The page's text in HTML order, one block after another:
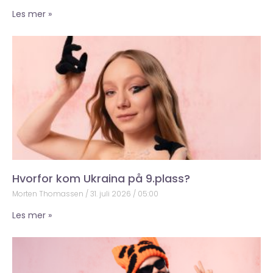
Les mer »
Hvorfor kom Ukraina på 9.plass?
Morten Thomassen 31. juli 2026 05:00
Les mer »